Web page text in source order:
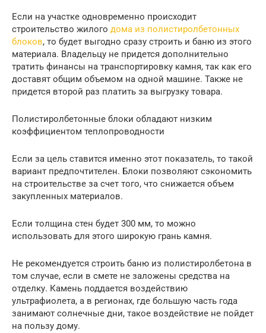
Если на участке одновременно происходит
строительство жилого дома из полистиролбетонных
блоков, то будет выгодно сразу строить и баню из этого
материала. Владельцу не придется дополнительно
тратить финансы на транспортировку камня, так как его
доставят общим объемом на одной машине. Также не
придется второй раз платить за выгрузку товара.
Полистиролбетонные блоки обладают низким
коэффициентом теплопроводности
Если за цель ставится именно этот показатель, то такой
вариант предпочтителен. Блоки позволяют сэкономить
на строительстве за счет того, что снижается объем
закупленных материалов.
Если толщина стен будет 300 мм, то можно
использовать для этого широкую грань камня.
Не рекомендуется строить баню из полистиролбетона в
том случае, если в смете не заложены средства на
отделку. Камень поддается воздействию
ультрафиолета, а в регионах, где большую часть года
занимают солнечные дни, такое воздействие не пойдет
на пользу дому.